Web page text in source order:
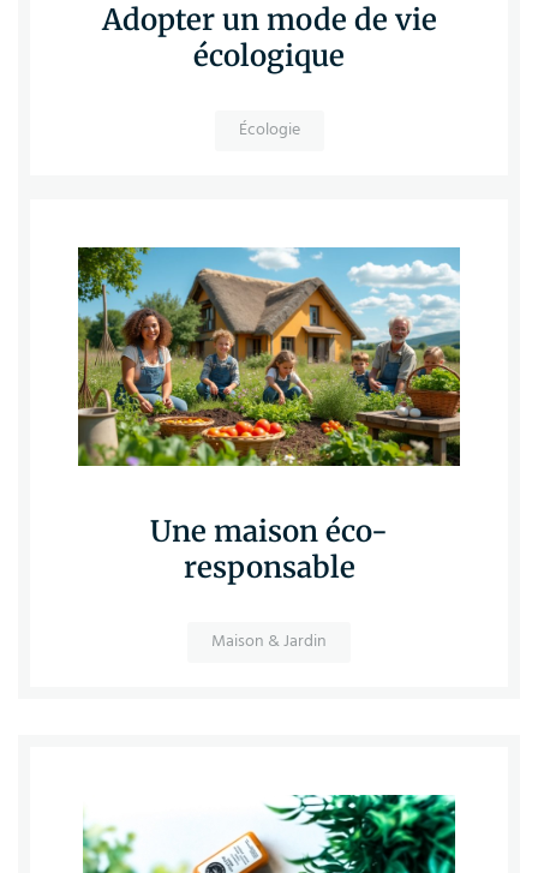
Adopter un mode de vie
écologique
Écologie
Une maison éco-
responsable
Maison & Jardin